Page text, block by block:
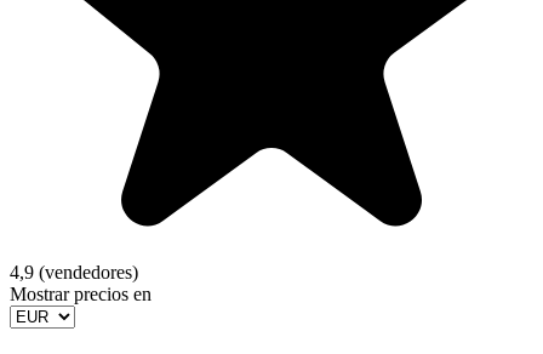
4,9 (vendedores)
Mostrar precios en